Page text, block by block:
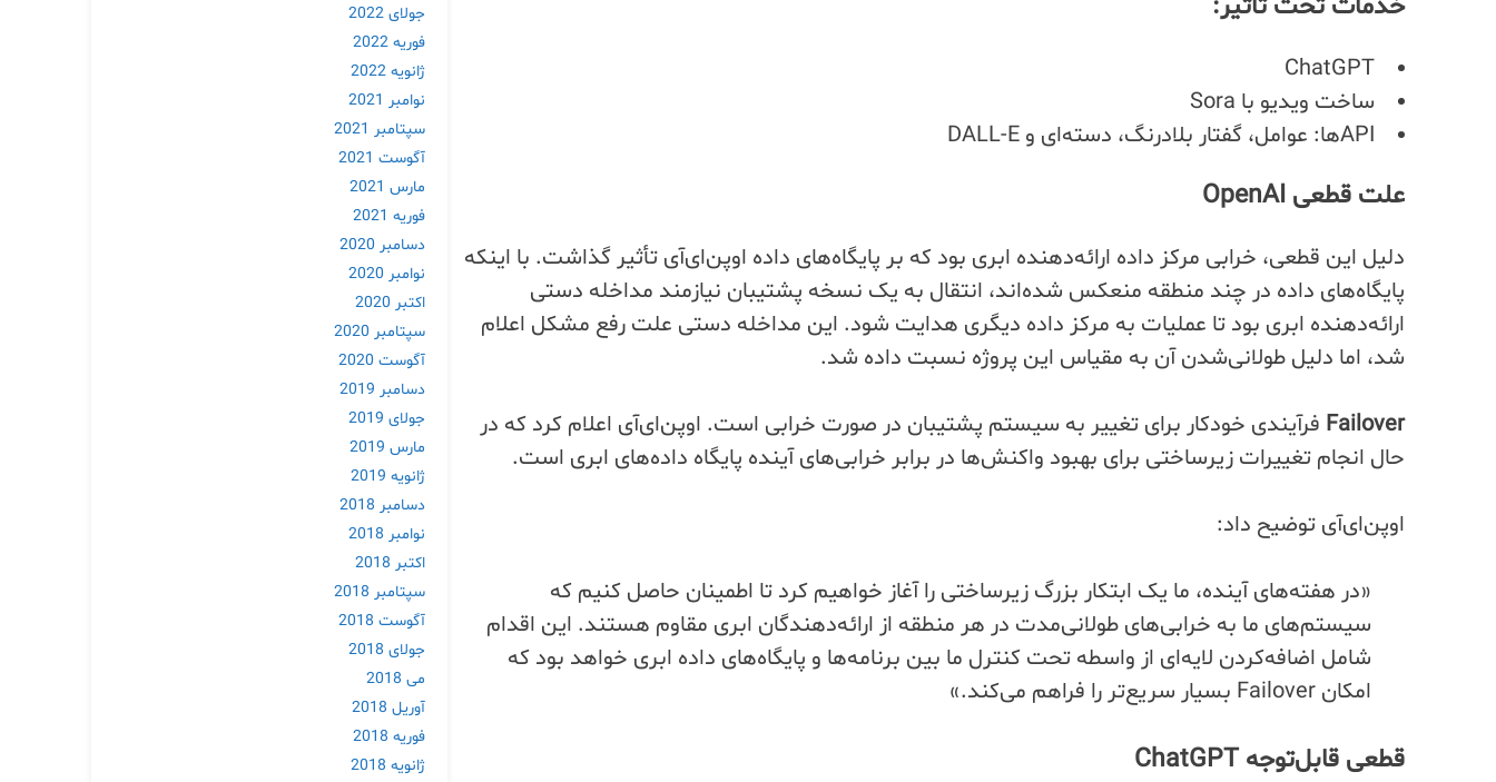
خدمات تحت تأثیر:
ChatGPT
ساخت ویدیو با Sora
APIها: عوامل، گفتار بلادرنگ، دسته‌ای و DALL-E
علت قطعی OpenAI
دلیل این قطعی، خرابی مرکز داده ارائه‌دهنده ابری بود که بر پایگاه‌های داده اوپن‌ای‌آی تأثیر گذاشت. با اینکه
پایگاه‌های داده در چند منطقه منعکس شده‌اند، انتقال به یک نسخه پشتیبان نیازمند مداخله دستی
ارائه‌دهنده ابری بود تا عملیات به مرکز داده دیگری هدایت شود. این مداخله دستی علت رفع مشکل اعلام
شد، اما دلیل طولانی‌شدن آن به مقیاس این پروژه نسبت داده شد.
Failover فرآیندی خودکار برای تغییر به سیستم پشتیبان در صورت خرابی است. اوپن‌ای‌آی اعلام کرد که در
حال انجام تغییرات زیرساختی برای بهبود واکنش‌ها در برابر خرابی‌های آینده پایگاه داده‌های ابری است.
اوپن‌ای‌آی توضیح داد:
«در هفته‌های آینده، ما یک ابتکار بزرگ زیرساختی را آغاز خواهیم کرد تا اطمینان حاصل کنیم که
سیستم‌های ما به خرابی‌های طولانی‌مدت در هر منطقه از ارائه‌دهندگان ابری مقاوم هستند. این اقدام
شامل اضافه‌کردن لایه‌ای از واسطه تحت کنترل ما بین برنامه‌ها و پایگاه‌های داده ابری خواهد بود که
امکان Failover بسیار سریع‌تر را فراهم می‌کند.»
قطعی قابل‌توجه ChatGPT
جولای 2022
فوریه 2022
ژانویه 2022
نوامبر 2021
سپتامبر 2021
آگوست 2021
مارس 2021
فوریه 2021
دسامبر 2020
نوامبر 2020
اکتبر 2020
سپتامبر 2020
آگوست 2020
دسامبر 2019
جولای 2019
مارس 2019
ژانویه 2019
دسامبر 2018
نوامبر 2018
اکتبر 2018
سپتامبر 2018
آگوست 2018
جولای 2018
می 2018
آوریل 2018
فوریه 2018
ژانویه 2018